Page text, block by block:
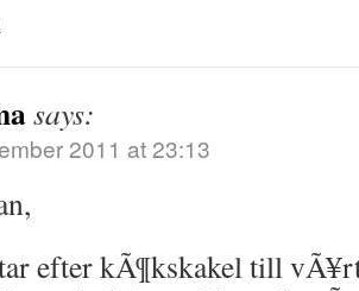
says:
2011 at 23:13
efter kÃ¶kskakel till